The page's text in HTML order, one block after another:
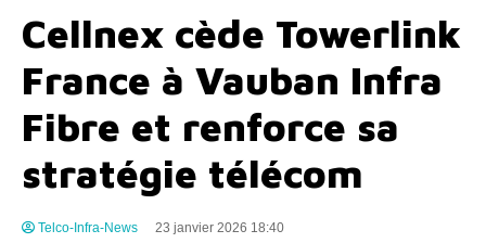
Cellnex cède Towerlink
France à Vauban Infra
Fibre et renforce sa
stratégie télécom
Telco-Infra-News 23 janvier 2026 18:40